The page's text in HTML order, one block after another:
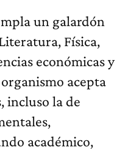
un galardón
Física,
económicas y
acepta
incluso la de
académico,